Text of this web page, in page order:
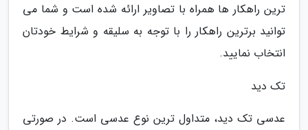
ترین راهکار ها همراه با تصاویر ارائه شده است و شما می
توانید برترین راهکار را با توجه به سلیقه و شرایط خودتان
انتخاب نمایید.
تک دید
عدسی تک دید، متداول ترین نوع عدسی است. در صورتی